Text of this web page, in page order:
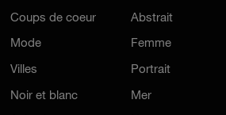
Coups de coeur
Mode
Villes
Noir et blanc
Abstrait
Femme
Portrait
Mer